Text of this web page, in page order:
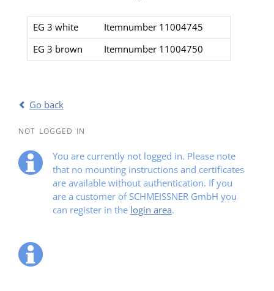
EG 3 white
Itemnumber 11004745​
EG 3 brown
Itemnumber 11004750​
Go back
NOT LOGGED IN
You are currently not logged in. Please note
that no mounting instructions and certificates
are available without authentication. If you
are a customer of SCHMEISSNER GmbH you
can register in the login area.